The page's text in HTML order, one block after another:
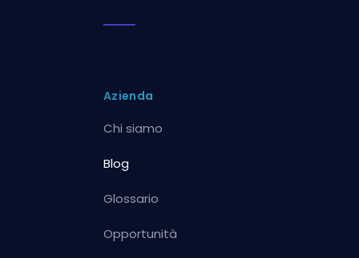
Azienda
Chi siamo
Blog
Glossario
Opportunità